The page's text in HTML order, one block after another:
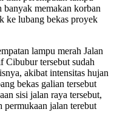
banyak memakan korban
ke lubang bekas proyek
lampu merah Jalan
Cibubur tersebut sudah
akibat intensitas hujan
bekas galian tersebut
sisi jalan raya tersebut,
jalan terebut